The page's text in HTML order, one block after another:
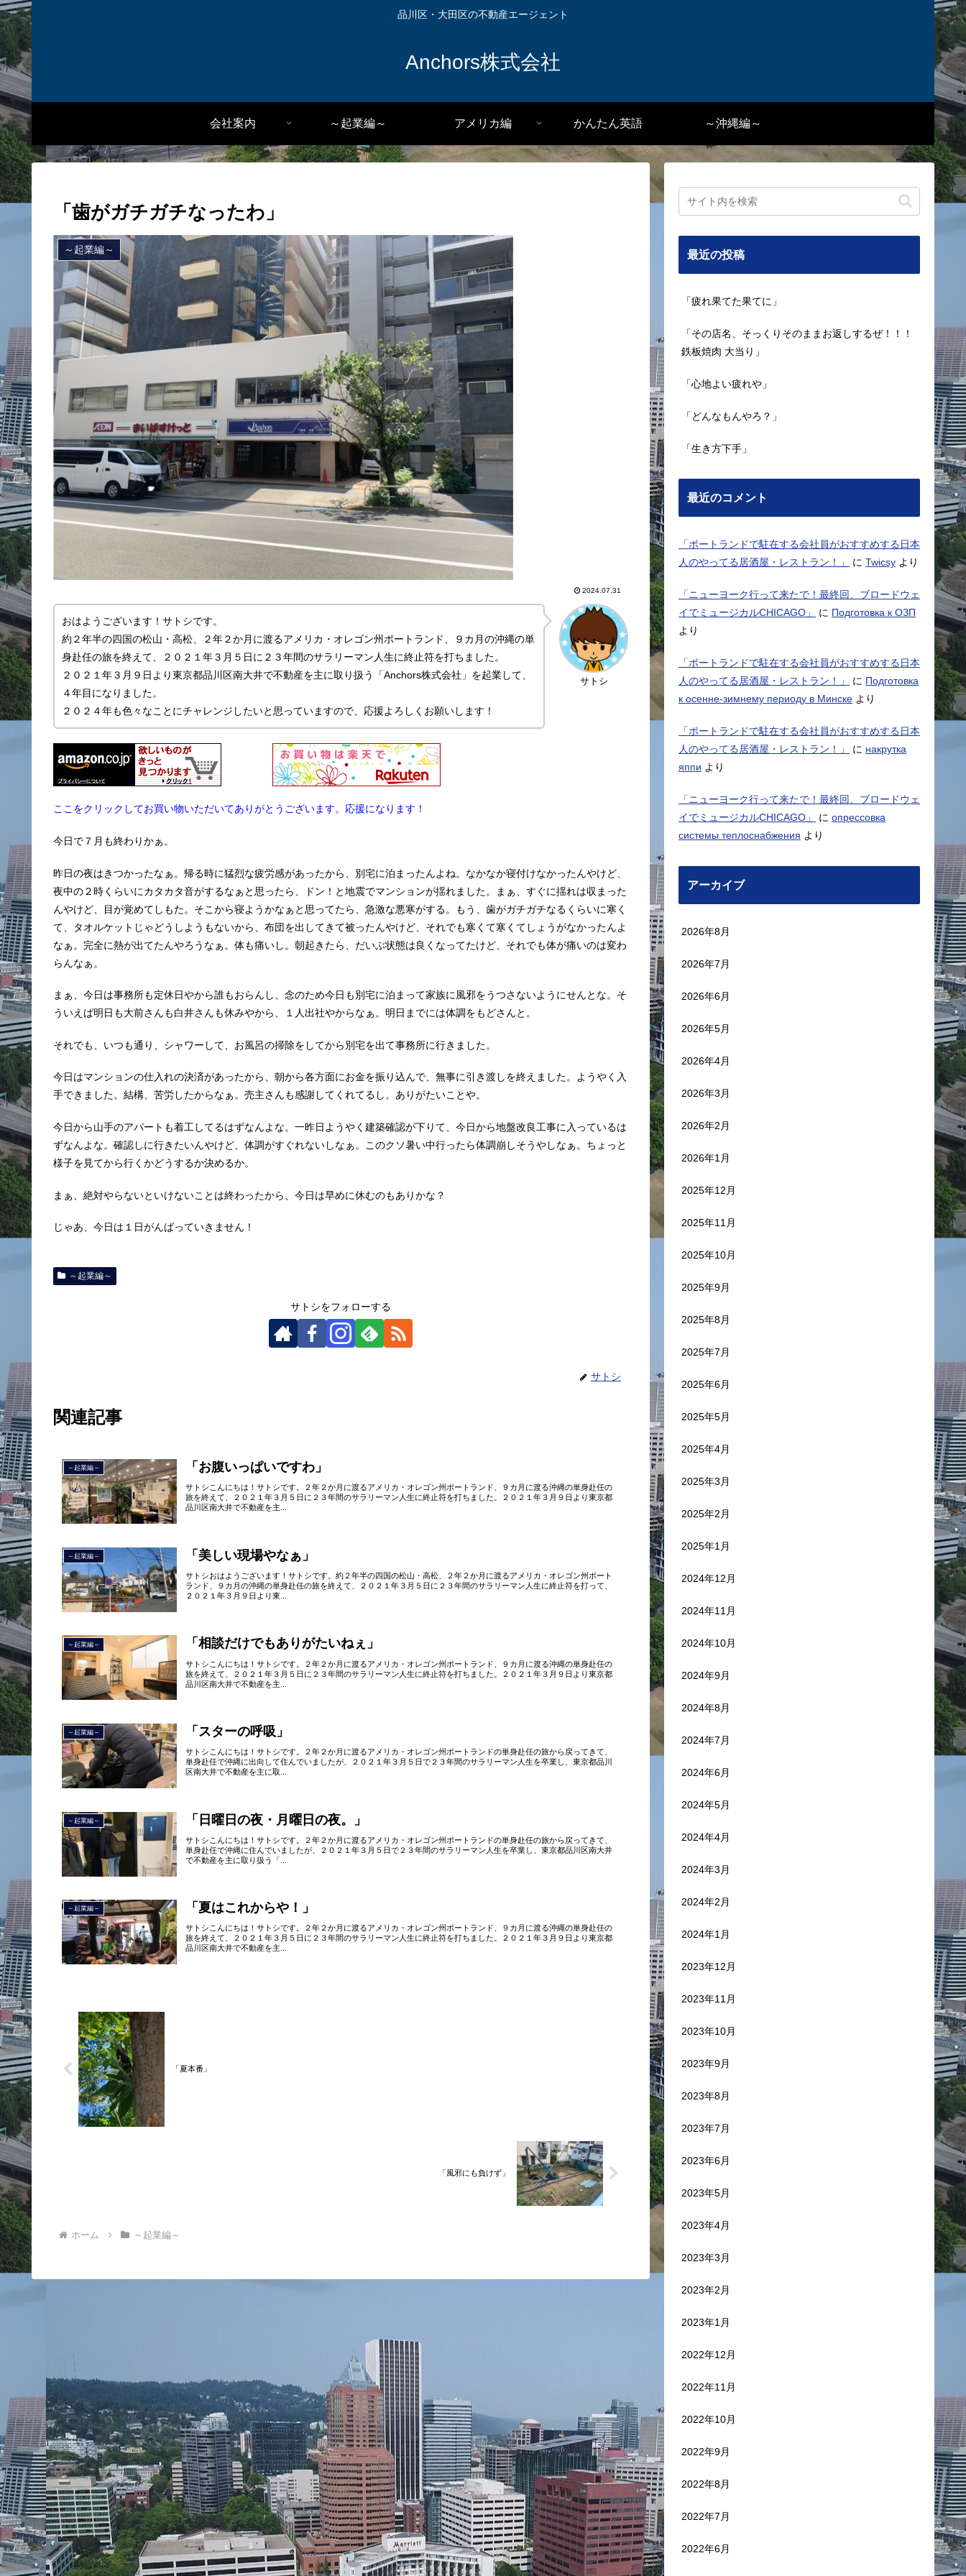
品川区・大田区の不動産エージェント
Anchors株式会社
会社案内 ～起業編～ アメリカ編 かんたん英語 ～沖縄編～
「歯がガチガチなったわ」
～起業編～
2024.07.31
サトシ
おはようございます！サトシです。
約２年半の四国の松山・高松、２年２か月に渡るアメリカ・オレゴン州ポートランド、９カ月の沖縄の単
身赴任の旅を終えて、２０２１年３月５日に２３年間のサラリーマン人生に終止符を打ちました。
２０２１年３月９日より東京都品川区南大井で不動産を主に取り扱う「Anchors株式会社」を起業して、
４年目になりました。
２０２４年も色々なことにチャレンジしたいと思っていますので、応援よろしくお願いします！
ここをクリックしてお買い物いただいてありがとうございます。応援になります！
今日で７月も終わりかぁ。
昨日の夜はきつかったなぁ。帰る時に猛烈な疲労感があったから、別宅に泊まったんよね。なかなか寝付けなかったんやけど、
夜中の２時くらいにカタカタ音がするなぁと思ったら、ドン！と地震でマンションが揺れました。まぁ、すぐに揺れは収まった
んやけど、目が覚めてしもた。そこから寝ようかなぁと思ってたら、急激な悪寒がする。もう、歯がガチガチなるくらいに寒く
て、タオルケットじゃどうしようもないから、布団を出してきて被ったんやけど、それでも寒くて寒くてしょうがなかったんよ
なぁ。完全に熱が出てたんやろうなぁ。体も痛いし。朝起きたら、だいぶ状態は良くなってたけど、それでも体が痛いのは変わ
らんなぁ。
まぁ、今日は事務所も定休日やから誰もおらんし、念のため今日も別宅に泊まって家族に風邪をうつさないようにせんとな。そ
ういえば明日も大前さんも白井さんも休みやから、１人出社やからなぁ。明日までには体調をもどさんと。
それでも、いつも通り、シャワーして、お風呂の掃除をしてから別宅を出て事務所に行きました。
今日はマンションの仕入れの決済があったから、朝から各方面にお金を振り込んで、無事に引き渡しを終えました。ようやく入
手できました。結構、苦労したからなぁ。売主さんも感謝してくれてるし。ありがたいことや。
今日から山手のアパートも着工してるはずなんよな。一昨日ようやく建築確認が下りて、今日から地盤改良工事に入っているは
ずなんよな。確認しに行きたいんやけど、体調がすぐれないしなぁ。このクソ暑い中行ったら体調崩しそうやしなぁ。ちょっと
様子を見てから行くかどうするか決めるか。
まぁ、絶対やらないといけないことは終わったから、今日は早めに休むのもありかな？
じゃあ、今日は１日がんばっていきません！
～起業編～
サトシをフォローする
サトシ
関連記事
～起業編～ 「お腹いっぱいですわ」
サトシこんにちは！サトシです。２年２か月に渡るアメリカ・オレゴン州ポートランド、９カ月に渡る沖縄の単身赴任の
旅を終えて、２０２１年３月５日に２３年間のサラリーマン人生に終止符を打ちました。２０２１年３月９日より東京都
品川区南大井で不動産を主...
～起業編～ 「美しい現場やなぁ」
サトシおはようございます！サトシです。約２年半の四国の松山・高松、２年２か月に渡るアメリカ・オレゴン州ポート
ランド、９カ月の沖縄の単身赴任の旅を終えて、２０２１年３月５日に２３年間のサラリーマン人生に終止符を打って、
２０２１年３月９日より東...
～起業編～ 「相談だけでもありがたいねぇ」
サトシこんにちは！サトシです。２年２か月に渡るアメリカ・オレゴン州ポートランド、９カ月に渡る沖縄の単身赴任の
旅を終えて、２０２１年３月５日に２３年間のサラリーマン人生に終止符を打ちました。２０２１年３月９日より東京都
品川区南大井で不動産を主...
～起業編～ 「スターの呼吸」
サトシこんにちは！サトシです。２年２か月に渡るアメリカ・オレゴン州ポートランドの単身赴任の旅から戻ってきて、
単身赴任で沖縄に出向して住んでいましたが、２０２１年３月５日で２３年間のサラリーマン人生を卒業し、東京都品川
区南大井で不動産を主に取...
～起業編～ 「日曜日の夜・月曜日の夜。」
サトシこんにちは！サトシです。２年２か月に渡るアメリカ・オレゴン州ポートランドの単身赴任の旅から戻ってきて、
単身赴任で沖縄に住んでいましたが、２０２１年３月５日で２３年間のサラリーマン人生を卒業し、東京都品川区南大井
で不動産を主に取り扱う「...
～起業編～ 「夏はこれからや！」
サトシこんにちは！サトシです。２年２か月に渡るアメリカ・オレゴン州ポートランド、９カ月に渡る沖縄の単身赴任の
旅を終えて、２０２１年３月５日に２３年間のサラリーマン人生に終止符を打ちました。２０２１年３月９日より東京都
品川区南大井で不動産を主...
「夏本番」
「風邪にも負けず」
ホーム ～起業編～
最近の投稿
「疲れ果てた果てに」
「その店名、そっくりそのままお返しするぜ！！！
鉄板焼肉 大当り」
「心地よい疲れや」
「どんなもんやろ？」
「生き方下手」
最近のコメント
「ポートランドで駐在する会社員がおすすめする日本
人のやってる居酒屋・レストラン！」
に Twicsy より
「ニューヨーク行って来たで！最終回、ブロードウェ
イでミュージカルCHICAGO」
に Подготовка к ОЗП
より
「ポートランドで駐在する会社員がおすすめする日本
人のやってる居酒屋・レストラン！」
に Подготовка
к осенне-зимнему периоду в Минске より
「ポートランドで駐在する会社員がおすすめする日本
人のやってる居酒屋・レストラン！」
に накрутка
яппи より
「ニューヨーク行って来たで！最終回、ブロードウェ
イでミュージカルCHICAGO」
に опрессовка
системы теплоснабжения より
アーカイブ
2026年8月
2026年7月
2026年6月
2026年5月
2026年4月
2026年3月
2026年2月
2026年1月
2025年12月
2025年11月
2025年10月
2025年9月
2025年8月
2025年7月
2025年6月
2025年5月
2025年4月
2025年3月
2025年2月
2025年1月
2024年12月
2024年11月
2024年10月
2024年9月
2024年8月
2024年7月
2024年6月
2024年5月
2024年4月
2024年3月
2024年2月
2024年1月
2023年12月
2023年11月
2023年10月
2023年9月
2023年8月
2023年7月
2023年6月
2023年5月
2023年4月
2023年3月
2023年2月
2023年1月
2022年12月
2022年11月
2022年10月
2022年9月
2022年8月
2022年7月
2022年6月